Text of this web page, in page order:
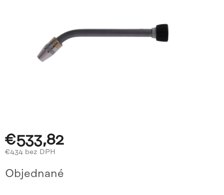
€533,82
€434 bez DPH
cena:
Objednané